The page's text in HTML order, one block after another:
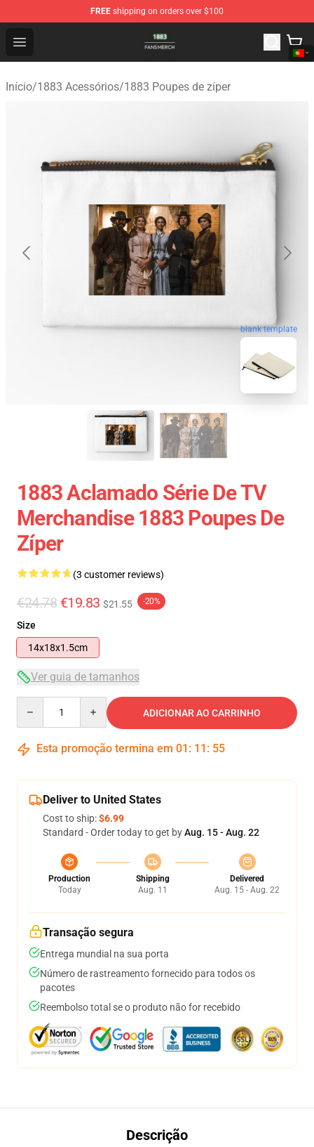
FREE shipping on orders over $100
Open menu
1883 Shop - Official 1883 Merchandise Store
Início/1883 Acessórios/1883 Poupes de zíper
blank template
1883 Aclamado Série De TV
Merchandise 1883 Poupes De
Zíper
(3 customer reviews)
€24.78 €19.83 $21.55 -20%
Size
14x18x1.5cm
Ver guia de tamanhos
ADICIONAR AO CARRINHO
Esta promoção termina em 01 : 11 : 54
Deliver to United States
Cost to ship:$6.99
Standard - Order today to get byAug. 15 - Aug. 22
Production
Today
Shipping
Aug. 11
Delivered
Aug. 15 - Aug. 22
Transação segura
Entrega mundial na sua porta
Número de rastreamento fornecido para todos os
pacotes
Reembolso total se o produto não for recebido
Descrição